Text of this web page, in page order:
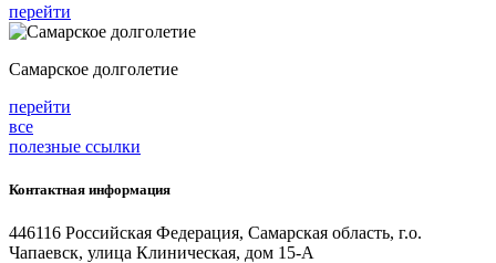
перейти
Самарское долголетие
перейти
все
полезные ссылки
Контактная информация
446116 Российская Федерация, Самарская область, г.о.
Чапаевск, улица Клиническая, дом 15-А